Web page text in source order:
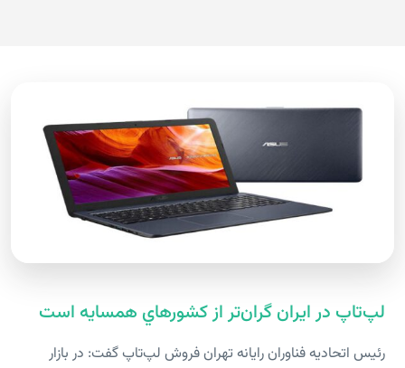
لپ‌تاپ در ايران گران‌تر از کشورهاي همسايه است
رئيس اتحاديه فناوران رايانه تهران فروش لپ‌تاپ گفت: در بازار